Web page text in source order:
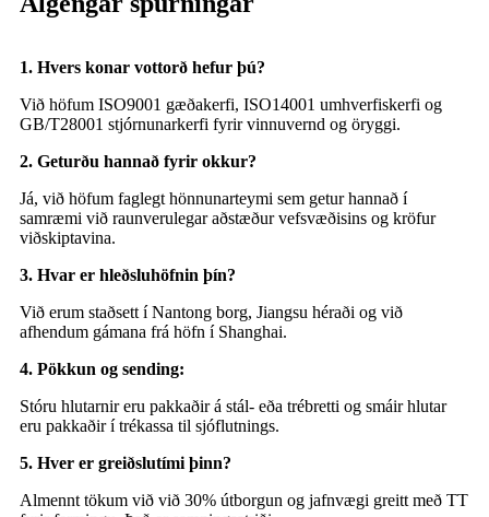
1. Hvers konar vottorð hefur þú?
Við höfum ISO9001 gæðakerfi, ISO14001 umhverfiskerfi og
GB/T28001 stjórnunarkerfi fyrir vinnuvernd og öryggi.
2. Geturðu hannað fyrir okkur?
Já, við höfum faglegt hönnunarteymi sem getur hannað í
samræmi við raunverulegar aðstæður vefsvæðisins og kröfur
viðskiptavina.
3. Hvar er hleðsluhöfnin þín?
Við erum staðsett í Nantong borg, Jiangsu héraði og við
afhendum gámana frá höfn í Shanghai.
4. Pökkun og sending:
Stóru hlutarnir eru pakkaðir á stál- eða trébretti og smáir hlutar
eru pakkaðir í trékassa til sjóflutnings.
5. Hver er greiðslutími þinn?
Almennt tökum við við 30% útborgun og jafnvægi greitt með TT